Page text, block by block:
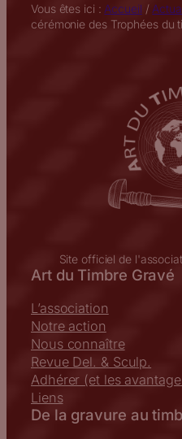
Vous êtes ici : Accueil /
cérémonie des Trophées du
Site officiel de
Art du Timbre Gravé
L’association
Notre action
Nous connaître
Revue Del. & Sculp.
Adhérer (et les
Liens
De la gravure au